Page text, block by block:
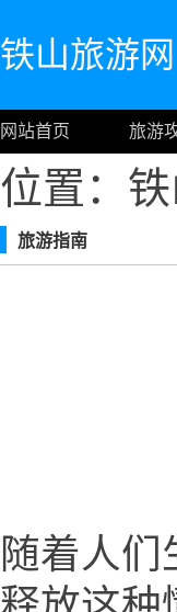
铁山旅游网
网站首页 旅游
位置：
旅游指南
随着人